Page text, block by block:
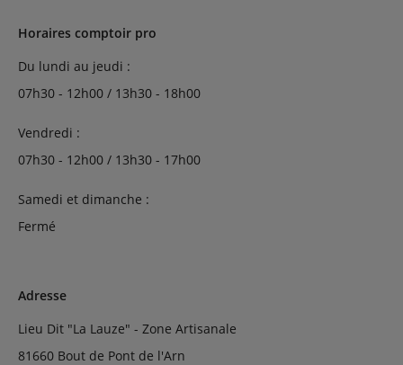
Horaires comptoir pro
Du lundi au jeudi :
07h30 - 12h00 / 13h30 - 18h00
Vendredi :
07h30 - 12h00 / 13h30 - 17h00
Samedi et dimanche :
Fermé
Adresse
Lieu Dit "La Lauze" - Zone Artisanale
81660 Bout de Pont de l'Arn